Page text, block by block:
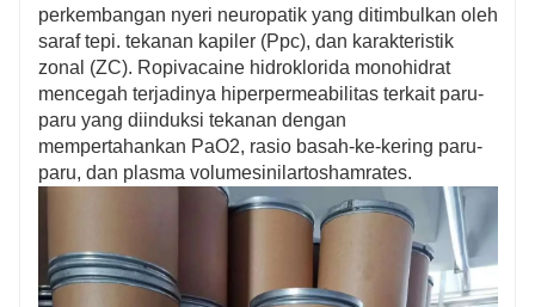
perkembangan nyeri neuropatik yang ditimbulkan oleh
saraf tepi. tekanan kapiler (Ppc), dan karakteristik
zonal (ZC). Ropivacaine hidroklorida monohidrat
mencegah terjadinya hiperpermeabilitas terkait paru-
paru yang diinduksi tekanan dengan
mempertahankan PaO2, rasio basah-ke-kering paru-
paru, dan plasma volumesinilartoshamrates.